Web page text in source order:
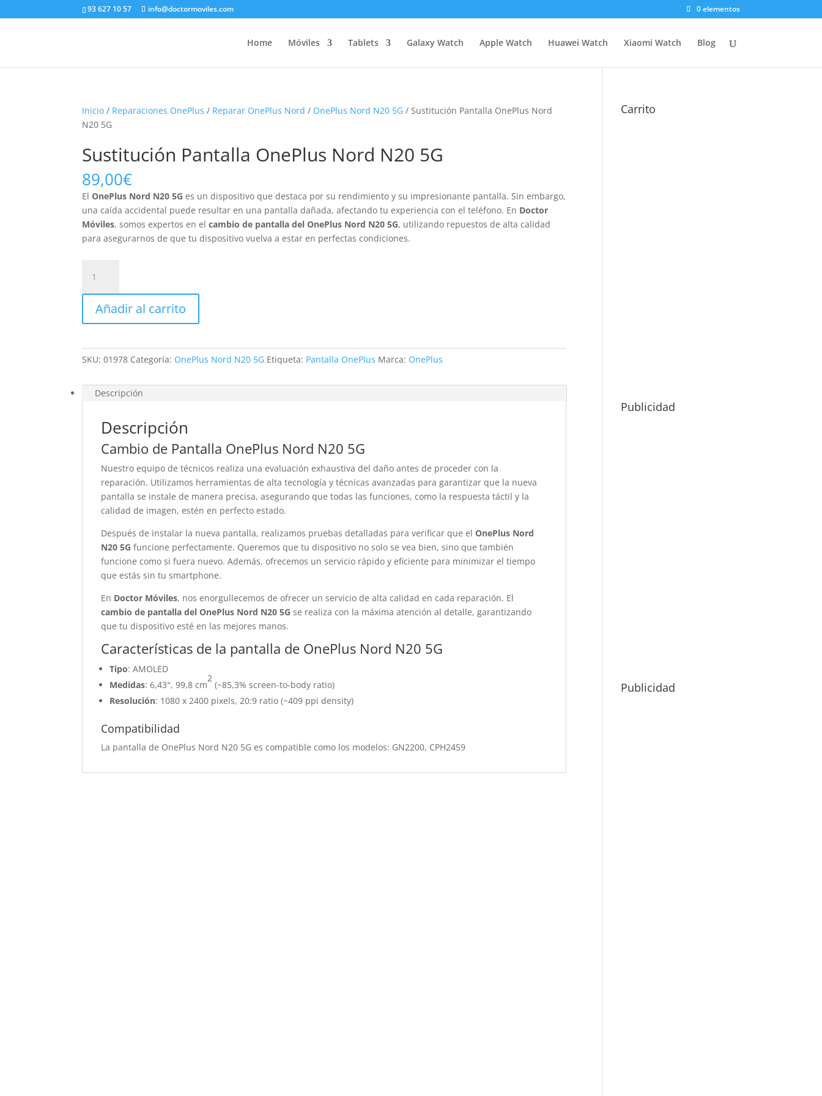
93 627 10 57 info@doctormoviles.com 0 elementos
Home Móviles Tablets Galaxy Watch Apple Watch Huawei Watch Xiaomi Watch Blog
Inicio / Reparaciones OnePlus / Reparar OnePlus Nord / OnePlus Nord N20 5G / Sustitución Pantalla OnePlus Nord
N20 5G
Sustitución Pantalla OnePlus Nord N20 5G
89,00€
ElOnePlus Nord N20 5G es un dispositivo que destaca por su rendimiento y su impresionante pantalla. Sin embargo,
una caída accidental puede resultar en una pantalla dañada, afectando tu experiencia con el teléfono. En Doctor
Móviles, somos expertos en elcambio de pantalla del OnePlus Nord N20 5G, utilizando repuestos de alta calidad
para asegurarnos de que tu dispositivo vuelva a estar en perfectas condiciones.
Pantalla
OnePlus
Nord
N20
cantidad
Añadir al carrito
SKU:01978 Categoría: OnePlus Nord N20 5G Etiqueta: Pantalla OnePlus Marca: OnePlus
Descripción
Descripción
Cambio de Pantalla OnePlus Nord N20 5G
Nuestro equipo de técnicos realiza una evaluación exhaustiva del daño antes de proceder con la
reparación. Utilizamos herramientas de alta tecnología y técnicas avanzadas para garantizar que la nueva
pantalla se instale de manera precisa, asegurando que todas las funciones, como la respuesta táctil y la
calidad de imagen, estén en perfecto estado.
Después de instalar la nueva pantalla, realizamos pruebas detalladas para verificar que elOnePlus Nord
N20 5G funcione perfectamente. Queremos que tu dispositivo no solo se vea bien, sino que también
funcione como si fuera nuevo. Además, ofrecemos un servicio rápido y eficiente para minimizar el tiempo
que estás sin tu smartphone.
En Doctor Móviles, nos enorgullecemos de ofrecer un servicio de alta calidad en cada reparación. El
cambio de pantalla del OnePlus Nord N20 5G se realiza con la máxima atención al detalle, garantizando
que tu dispositivo esté en las mejores manos.
Características de la pantalla de OnePlus Nord N20 5G
Tipo: AMOLED
Medidas: 6,43″, 99,8 cm
2
(~85,3% screen-to-body ratio)
Resolución: 1080 x 2400 pixels, 20:9 ratio (~409 ppi density)
Compatibilidad
La pantalla de OnePlus Nord N20 5G es compatible como los modelos: GN2200, CPH2459
Carrito
Publicidad
Publicidad